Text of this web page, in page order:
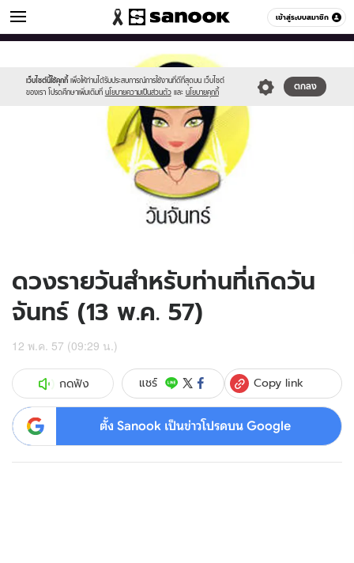
เข้าสู่ระบบสมาชิก
ดูดวง หมวดอื่นๆ
เว็บไซต์นี้ใช้คุกกี้ เพื่อให้ท่านได้รับประสบการณ์การใช้งานที่ดีที่สุดบน เว็บไซต์
ของเรา โปรดศึกษาเพิ่มเติมที่ นโยบายความเป็นส่วนตัว และ นโยบายคุกกี้
ตกลง
sanook.png
ดวงรายวันสำหรับท่านที่เกิดวัน
จันทร์ (13 พ.ค. 57)
12 พ.ค. 57 (09:29 น.)
กดฟัง แชร์ Copy link
ตั้ง Sanook เป็นข่าวโปรดบน Google